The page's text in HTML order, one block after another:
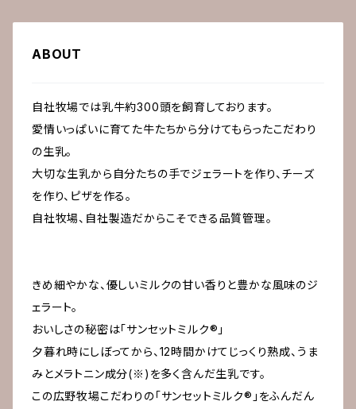
ABOUT
自社牧場では乳牛約300頭を飼育しております。
愛情いっぱいに育てた牛たちから分けてもらったこだわり
の生乳。
大切な生乳から自分たちの手でジェラートを作り、チーズ
を作り、ピザを作る。
自社牧場、自社製造だからこそできる品質管理。
きめ細やかな、優しいミルクの甘い香りと豊かな風味のジ
ェラート。
おいしさの秘密は「サンセットミルク®」
夕暮れ時にしぼってから、12時間かけてじっくり熟成、うま
みとメラトニン成分(※)を多く含んだ生乳です。
この広野牧場こだわりの「サンセットミルク®」をふんだん